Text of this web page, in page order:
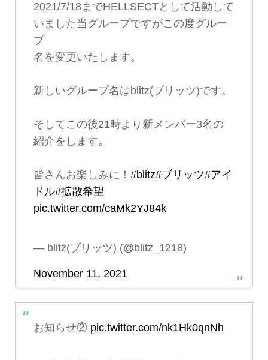
2021/7/18までHELLSECTとして活動して
いました当グループですがこの度グルー
プ
名を変更いたします。
新しいグループ名はblitz(ブリッツ)です。
そしてこの後21時より新メンバー3名の
紹介をします。
皆さんお楽しみに！ #blitz#ブリッツ#アイ
ドル#拡散希望
pic.twitter.com/caMk2YJ84k
— blitz(ブリッツ) (@blitz_1218)
November 11, 2021
お知らせ② pic.twitter.com/nk1Hk0qnNh